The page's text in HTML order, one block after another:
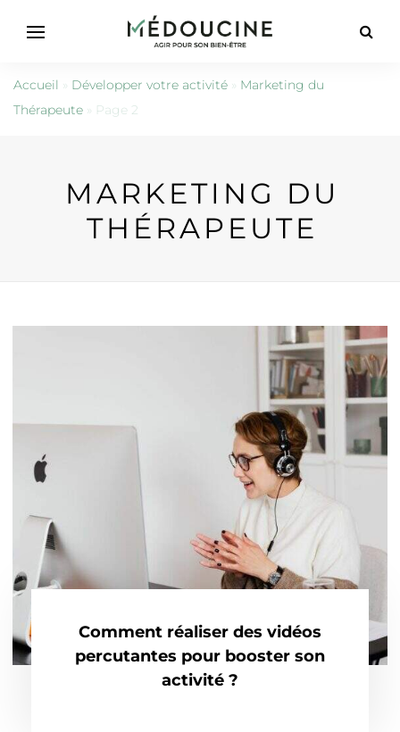
Accueil » Développer votre activité » Marketing du
Thérapeute » Page 2
MARKETING DU
THÉRAPEUTE
Comment réaliser des vidéos
percutantes pour booster son
activité ?